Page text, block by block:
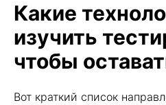
Какие
изучить
чтобы
Вот краткий список